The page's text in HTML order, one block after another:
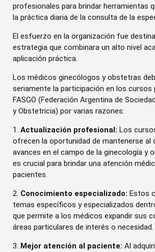
profesionales para brindar herramientas
la práctica diaria de la consulta de la
El esfuerzo en la organización fue
estrategia que combinara un alto nivel
aplicación práctica.
Los médicos ginecólogos y obstetras
seriamente la participación en los cursos
FASGO (Federación Argentina de
y Obstetricia) por varias razones:
1. Actualización profesional: Los
ofrecen la oportunidad de mantenerse al
avances en el campo de la ginecología y
es crucial para brindar una atención
pacientes.
2. Conocimiento especializado: Estos
temas específicos y especializados
que permite a los médicos expandir sus
áreas particulares de interés o necesidad.
3. Mejor atención al paciente: Al